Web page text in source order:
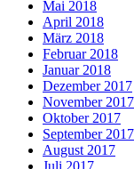
Mai 2018
April 2018
März 2018
Februar 2018
Januar 2018
Dezember 2017
November 2017
Oktober 2017
September 2017
August 2017